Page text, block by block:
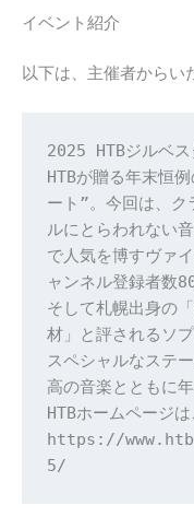
イベント紹介
以下は、主催者からい
2025 HTBジルベス
HTBが贈る年末恒
ート”。今回は、ク
ルにとらわれない
で人気を博すヴァ
ャンネル登録者数
そして札幌出身の
材」と評されるソ
スペシャルなステ
高の音楽とともに年
HTBホームページ
https://
5/